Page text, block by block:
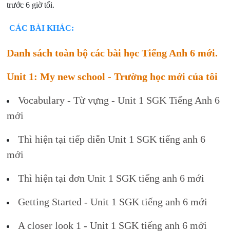
trước 6 giờ tối.
CÁC BÀI KHÁC:
Danh sách toàn bộ các bài học Tiếng Anh 6 mới.
Unit 1: My new school - Trường học mới của tôi
Vocabulary - Từ vựng - Unit 1 SGK Tiếng Anh 6
mới
Thì hiện tại tiếp diễn Unit 1 SGK tiếng anh 6
mới
Thì hiện tại đơn Unit 1 SGK tiếng anh 6 mới
Getting Started - Unit 1 SGK tiếng anh 6 mới
A closer look 1 - Unit 1 SGK tiếng anh 6 mới